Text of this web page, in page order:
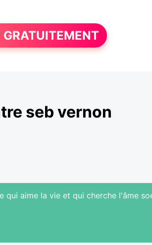
GRATUITEMENT
seb vernon
qui aime la vie et qui cherche l'âme